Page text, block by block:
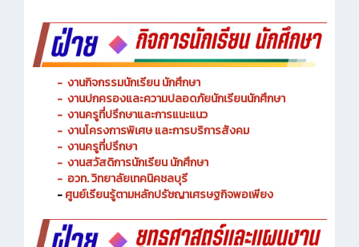
- งานกิจกรรมนักเรียน นักศึกษา
- งานปกครองและความปลอดภัยนักเรียนนักศึกษา
- งานครูที่ปรึกษาและการแนะแนว
- งานโครงการพิเศษ และการบริการสังคม
- งานครูที่ปรึกษา
- งานสวัสดิการนักเรียน นักศึกษา
- อวท. วิทยาลัยเทคนิคชลบุรี
-ศูนย์เรียนรู้ตามหลักปรัชญาเศรษฐกิจพอเพียง